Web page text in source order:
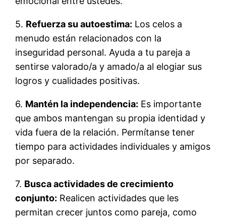
5. Refuerza su autoestima: Los celos a
menudo están relacionados con la
inseguridad personal. Ayuda a tu pareja a
sentirse valorado/a y amado/a al elogiar sus
logros y cualidades positivas.
6. Mantén la independencia: Es importante
que ambos mantengan su propia identidad y
vida fuera de la relación. Permítanse tener
tiempo para actividades individuales y amigos
por separado.
7. Busca actividades de crecimiento
conjunto: Realicen actividades que les
permitan crecer juntos como pareja, como